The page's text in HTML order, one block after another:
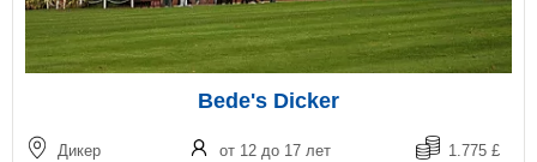
Bede's Dicker
Дикер от 12 до 17 лет 1.775 £